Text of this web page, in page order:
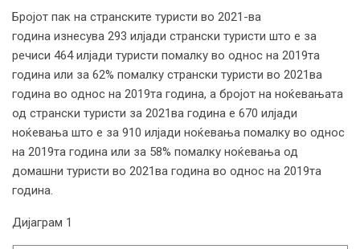
Бројот пак на странските туристи во 2021-ва
година изнесува 293 илјади странски туристи што е за
речиси 464 илјади туристи помалку во однос на 2019та
година или за 62% помалку странски туристи во 2021ва
година во однос на 2019та година, а бројот на ноќевањата
од странски туристи за 2021ва година е 670 илјади
ноќевања што е за 910 илјади ноќевања помалку во однос
на 2019та година или за 58% помалку ноќевања од
домашни туристи во 2021ва година во однос на 2019та
година.
Дијаграм 1